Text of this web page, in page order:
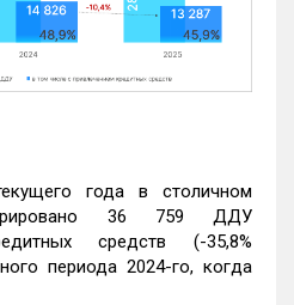
года в столичном
36 759 ДДУ
средств (-35,8%
периода 2024-го, когда